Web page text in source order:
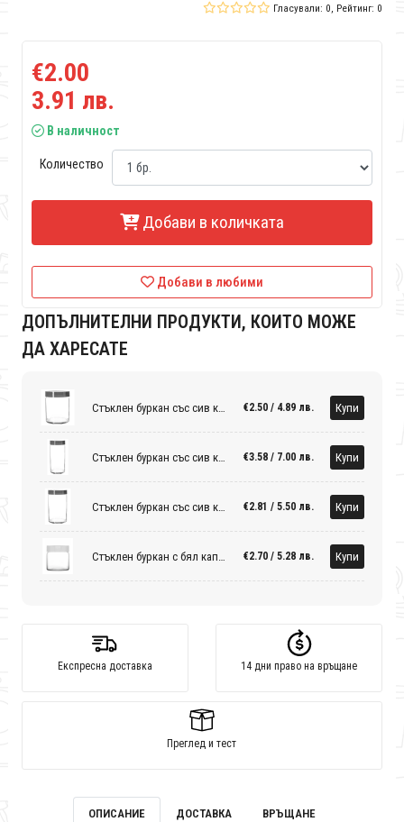
Гласували: 0, Рейтинг: 0
€2.00
3.91 лв.
В наличност
Количество
Добави в количката
Добави в любими
ДОПЪЛНИТЕЛНИ ПРОДУКТИ, КОИТО МОЖЕ
ДА ХАРЕСАТЕ
Стъклен буркан със сив капак €2.50 / 4.89 лв. Купи
Стъклен буркан със сив капак €3.58 / 7.00 лв. Купи
Стъклен буркан със сив капак €2.81 / 5.50 лв. Купи
€2.70 / 5.28 лв. Купи
Експресна доставка 14 дни право на връщане
Преглед и тест
ОПИСАНИЕ ДОСТАВКА ВРЪЩАНЕ